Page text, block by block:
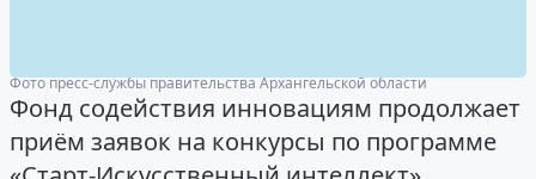
Фото пресс-службы правительства Архангельской области
Фонд содействия инновациям продолжает
приём заявок на конкурсы по программе